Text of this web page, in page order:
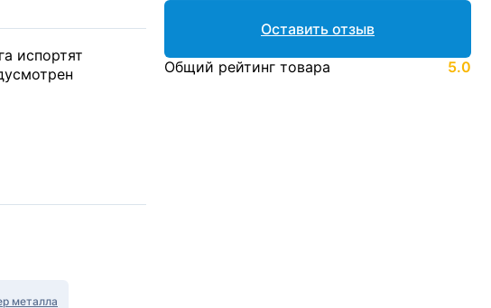
испортят
Оставить отзыв
Общий рейтинг товара 5.0
металла